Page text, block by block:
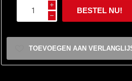
i
h
TOEVOEGEN AAN